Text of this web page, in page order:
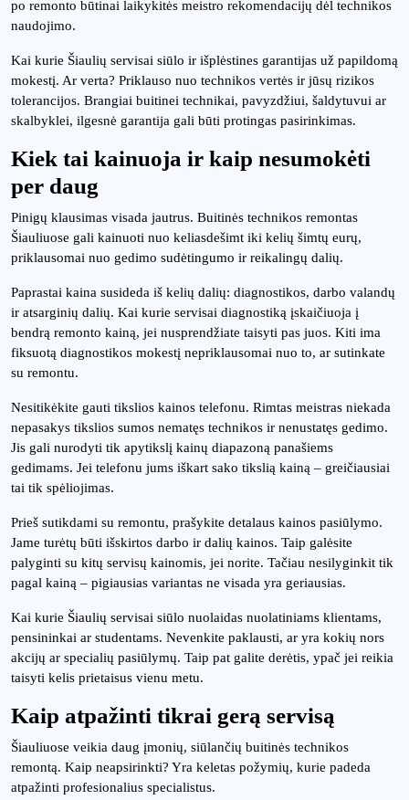
po remonto būtinai laikykitės meistro rekomendacijų dėl technikos
naudojimo.
Kai kurie Šiaulių servisai siūlo ir išplėstines garantijas už papildomą
mokestį. Ar verta? Priklauso nuo technikos vertės ir jūsų rizikos
tolerancijos. Brangiai buitinei technikai, pavyzdžiui, šaldytuvui ar
skalbyklei, ilgesnė garantija gali būti protingas pasirinkimas.
Kiek tai kainuoja ir kaip nesumokėti
per daug
Pinigų klausimas visada jautrus. Buitinės technikos remontas
Šiauliuose gali kainuoti nuo keliasdešimt iki kelių šimtų eurų,
priklausomai nuo gedimo sudėtingumo ir reikalingų dalių.
Paprastai kaina susideda iš kelių dalių: diagnostikos, darbo valandų
ir atsarginių dalių. Kai kurie servisai diagnostiką įskaičiuoja į
bendrą remonto kainą, jei nusprendžiate taisyti pas juos. Kiti ima
fiksuotą diagnostikos mokestį nepriklausomai nuo to, ar sutinkate
su remontu.
Nesitikėkite gauti tikslios kainos telefonu. Rimtas meistras niekada
nepasakys tikslios sumos nematęs technikos ir nenustatęs gedimo.
Jis gali nurodyti tik apytikslį kainų diapazoną panašiems
gedimams. Jei telefonu jums iškart sako tikslią kainą – greičiausiai
tai tik spėliojimas.
Prieš sutikdami su remontu, prašykite detalaus kainos pasiūlymo.
Jame turėtų būti išskirtos darbo ir dalių kainos. Taip galėsite
palyginti su kitų servisų kainomis, jei norite. Tačiau nesilyginkit tik
pagal kainą – pigiausias variantas ne visada yra geriausias.
Kai kurie Šiaulių servisai siūlo nuolaidas nuolatiniams klientams,
pensininkai ar studentams. Nevenkite paklausti, ar yra kokių nors
akcijų ar specialių pasiūlymų. Taip pat galite derėtis, ypač jei reikia
taisyti kelis prietaisus vienu metu.
Kaip atpažinti tikrai gerą servisą
Šiauliuose veikia daug įmonių, siūlančių buitinės technikos
remontą. Kaip neapsirinkti? Yra keletas požymių, kurie padeda
atpažinti profesionalius specialistus.